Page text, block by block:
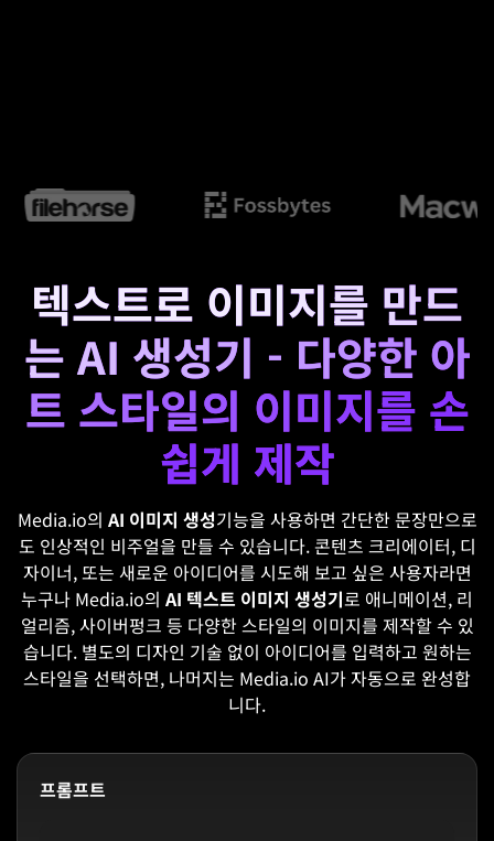
텍스트로 이미지를 만드
는 AI 생성기 - 다양한 아
트 스타일의 이미지를 손
쉽게 제작
Media.io의 AI 이미지 생성기능을 사용하면 간단한 문장만으로
도 인상적인 비주얼을 만들 수 있습니다. 콘텐츠 크리에이터, 디
자이너, 또는 새로운 아이디어를 시도해 보고 싶은 사용자라면
누구나 Media.io의 AI 텍스트 이미지 생성기로 애니메이션, 리
얼리즘, 사이버펑크 등 다양한 스타일의 이미지를 제작할 수 있
습니다. 별도의 디자인 기술 없이 아이디어를 입력하고 원하는
스타일을 선택하면, 나머지는 Media.io AI가 자동으로 완성합
니다.
프롬프트